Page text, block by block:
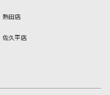
熱田店
佐久平店